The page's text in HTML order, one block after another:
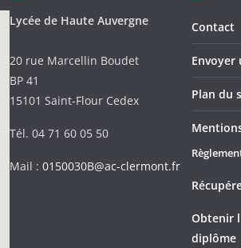
Lycée de Haute Auvergne
20 rue Marcellin Boudet
BP 41
15101 Saint-Flour Cedex
Tél. 04 71 60 05 50
Mail : 0150030B@ac-clermont.fr
Contact
Envoyer
Plan du
Obtenir
diplôme